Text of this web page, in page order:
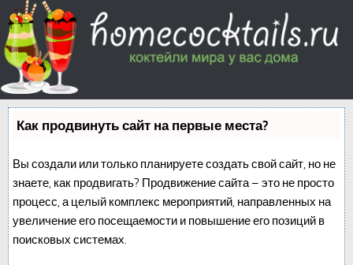
Как продвинуть сайт на первые места?
Вы создали или только планируете создать свой сайт, но не
знаете, как продвигать? Продвижение сайта – это не просто
процесс, а целый комплекс мероприятий, направленных на
увеличение его посещаемости и повышение его позиций в
поисковых системах.